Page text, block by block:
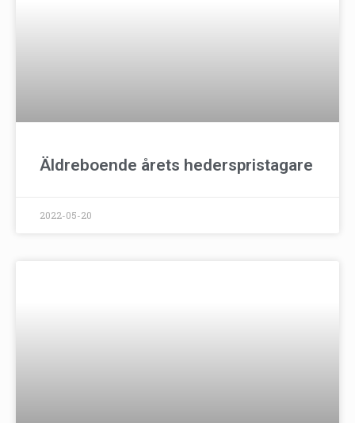
Äldreboende årets hederspristagare
2022-05-20